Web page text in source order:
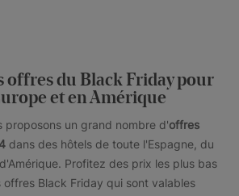
offres du Black Friday pour
et en Amérique
proposons un grand nombre d'offres
dans des hôtels de toute l'Espagne, du
Profitez des prix les plus bas
Black Friday qui sont valables